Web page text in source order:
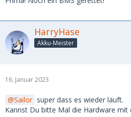
HarryHase
Akku-Meister
16. Januar 2023
Sailor super dass es wieder läuft.
Kannst Du bitte Mal die Hardware mit